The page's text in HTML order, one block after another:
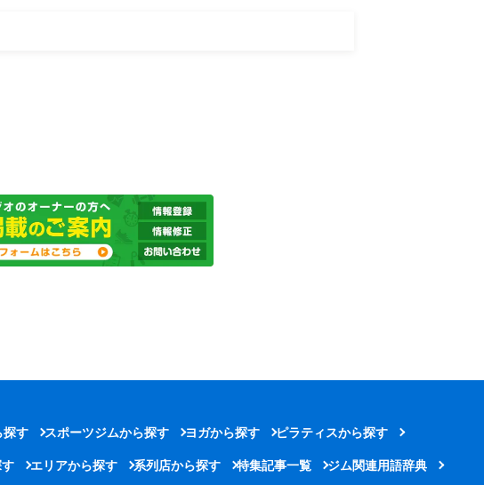
探す スポーツジムから探す ヨガから探す ピラティスから探す
エリアから探す 系列店から探す 特集記事一覧 ジム関連用語辞典